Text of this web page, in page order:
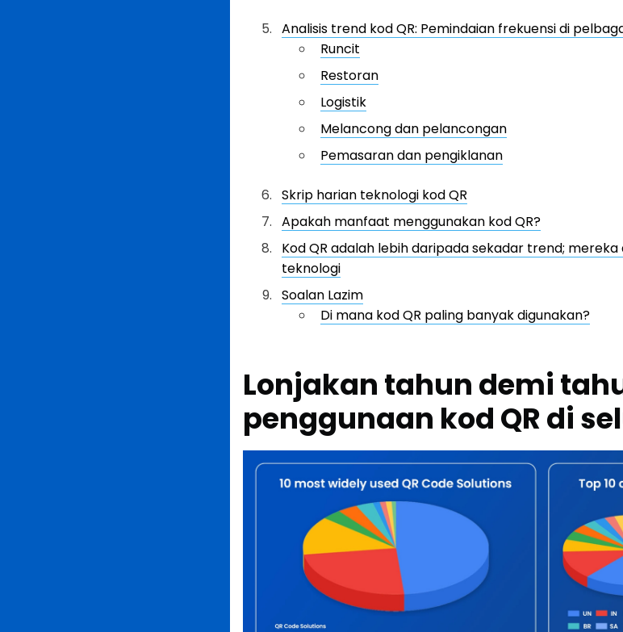
Analisis trend kod QR: Pemindaian frekuensi di
Runcit
Restoran
Logistik
Melancong dan pelancongan
Pemasaran dan pengiklanan
Skrip harian teknologi kod QR
Apakah manfaat menggunakan kod QR?
Kod QR adalah lebih daripada sekadar trend;
teknologi
Soalan Lazim
Di mana kod QR paling banyak digunakan?
Lonjakan tahun demi
penggunaan kod QR di